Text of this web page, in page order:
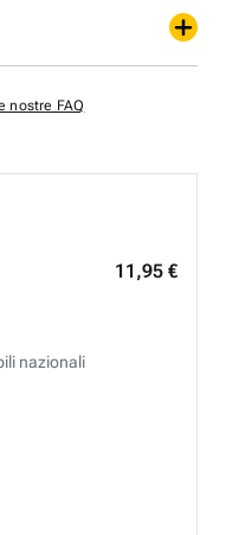
11,95 €
nazionali
nostre FAQ